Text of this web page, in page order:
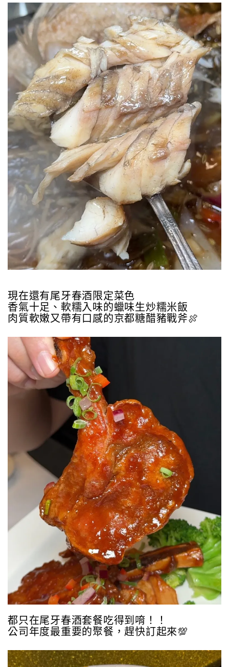
現在還有尾牙春酒限定菜色
香氣十足、軟糯入味的蠟味生炒糯米飯
肉質軟嫩又帶有口感的京都糖醋豬戰斧🍖
都只在尾牙春酒套餐吃得到唷！！
公司年度最重要的聚餐，趕快訂起來💯